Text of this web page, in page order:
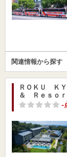
関連情報から探す
ＲＯＫＵ Ｋ
＆ Ｒｅｓｏｒ
-